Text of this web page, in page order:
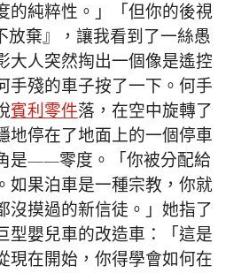
的純粹性。」「但你的後視
棄』，讓我看到了一絲愚
大人突然掏出一個像是遙控
手殘的車子按了一下。何手
賓利零件落，在空中旋轉了
地停在了地面上的一個停車
是——零度。「你被分配給
如果泊車是一種宗教，你就
沒摸過的新信徒。」她指了
型嬰兒車的改造車：「這是
現在開始，你得學會如何在